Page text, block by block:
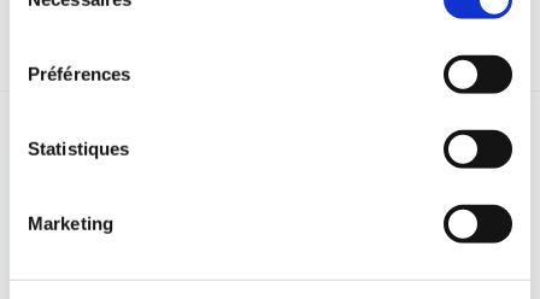
Préférences
Statistiques
Marketing
Demi-lunes push-up T1
SG/Bandeau/Bustier